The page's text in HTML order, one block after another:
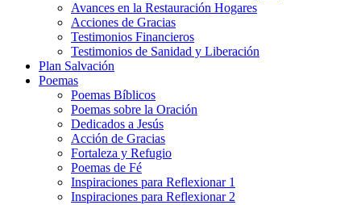
Avances en la Restauración Hogares
Acciones de Gracias
Testimonios Financieros
Testimonios de Sanidad y Liberación
Plan Salvación
Poemas
Poemas Bíblicos
Poemas sobre la Oración
Dedicados a Jesús
Acción de Gracias
Fortaleza y Refugio
Poemas de Fé
Inspiraciones para Reflexionar 1
Inspiraciones para Reflexionar 2